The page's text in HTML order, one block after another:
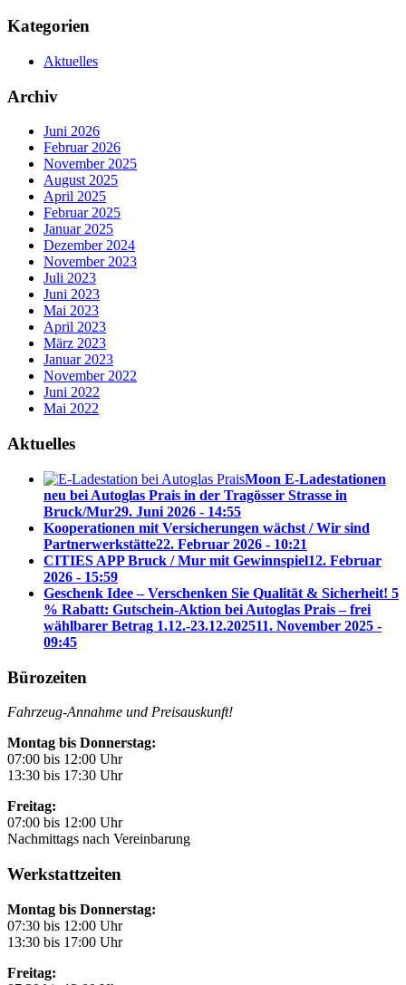
Kategorien
Aktuelles
Archiv
Juni 2026
Februar 2026
November 2025
August 2025
April 2025
Februar 2025
Januar 2025
Dezember 2024
November 2023
Juli 2023
Juni 2023
Mai 2023
April 2023
März 2023
Januar 2023
November 2022
Juni 2022
Mai 2022
Aktuelles
Moon E-Ladestationen
neu bei Autoglas Prais in der Tragösser Strasse in
Bruck/Mur29. Juni 2026 - 14:55
Kooperationen mit Versicherungen wächst / Wir sind
Partnerwerkstätte22. Februar 2026 - 10:21
CITIES APP Bruck / Mur mit Gewinnspiel12. Februar
2026 - 15:59
Geschenk Idee – Verschenken Sie Qualität & Sicherheit! 5
% Rabatt: Gutschein-Aktion bei Autoglas Prais – frei
wählbarer Betrag 1.12.-23.12.202511. November 2025 -
09:45
Bürozeiten
Fahrzeug-Annahme und Preisauskunft!
Montag bis Donnerstag:
07:00 bis 12:00 Uhr
13:30 bis 17:30 Uhr
Freitag:
07:00 bis 12:00 Uhr
Nachmittags nach Vereinbarung
Werkstattzeiten
Montag bis Donnerstag:
07:30 bis 12:00 Uhr
13:30 bis 17:00 Uhr
Freitag: